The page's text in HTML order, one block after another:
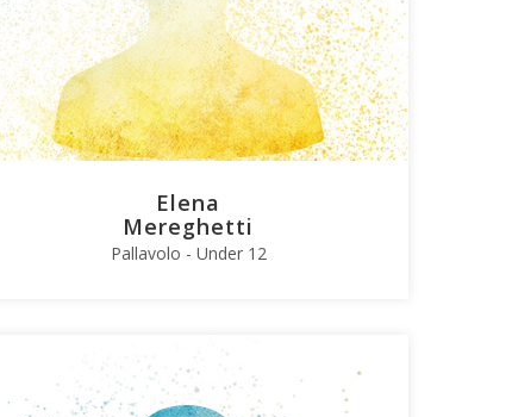
Elena
Mereghetti
Pallavolo - Under 12